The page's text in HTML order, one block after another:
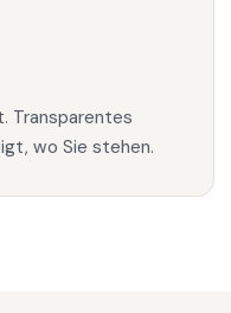
Transparentes
wo Sie stehen.